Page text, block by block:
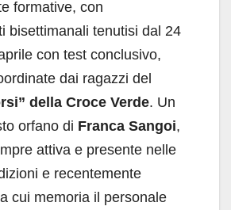
formative, con
bisettimanali tenutisi dal 24
con test conclusivo,
dai ragazzi del
della Croce Verde. Un
orfano di Franca Sangoi,
attiva e presente nelle
e recentemente
cui memoria il personale